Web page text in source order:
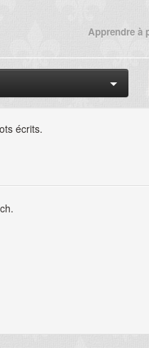
Apprendre à
écrits.